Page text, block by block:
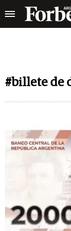
#billete de